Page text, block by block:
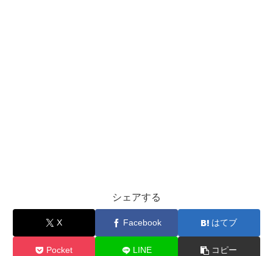
シェアする
X Facebook はてブ
Pocket LINE コピー